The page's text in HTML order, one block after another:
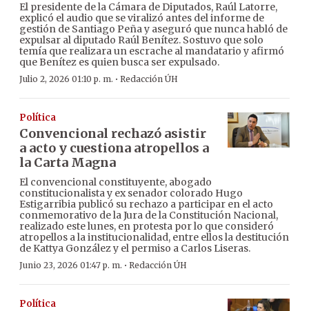
El presidente de la Cámara de Diputados, Raúl Latorre,
explicó el audio que se viralizó antes del informe de
gestión de Santiago Peña y aseguró que nunca habló de
expulsar al diputado Raúl Benítez. Sostuvo que solo
temía que realizara un escrache al mandatario y afirmó
que Benítez es quien busca ser expulsado.
Julio 2, 2026 01:10 p. m. · Redacción ÚH
Política
Convencional rechazó asistir
a acto y cuestiona atropellos a
la Carta Magna
El convencional constituyente, abogado
constitucionalista y ex senador colorado Hugo
Estigarribia publicó su rechazo a participar en el acto
conmemorativo de la Jura de la Constitución Nacional,
realizado este lunes, en protesta por lo que consideró
atropellos a la institucionalidad, entre ellos la destitución
de Kattya González y el permiso a Carlos Liseras.
Junio 23, 2026 01:47 p. m. · Redacción ÚH
Política